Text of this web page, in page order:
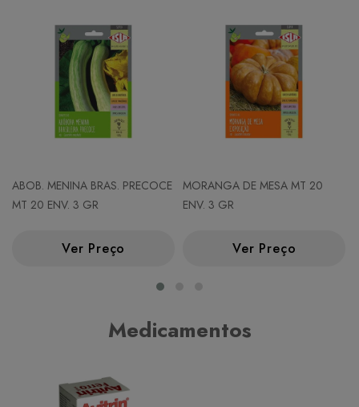
ABOB. MENINA BRAS. PRECOCE
MT 20 ENV. 3 GR
Ver Preço
MORANGA DE MESA MT 20
ENV. 3 GR
Ver Preço
Medicamentos